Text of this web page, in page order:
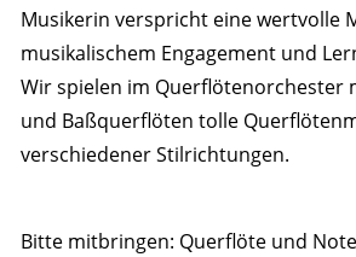
Musikerin verspricht eine wertvolle
musikalischem Engagement und
Wir spielen im Querflötenorchester
und Baßquerflöten tolle
verschiedener Stilrichtungen.
Bitte mitbringen: Querflöte und